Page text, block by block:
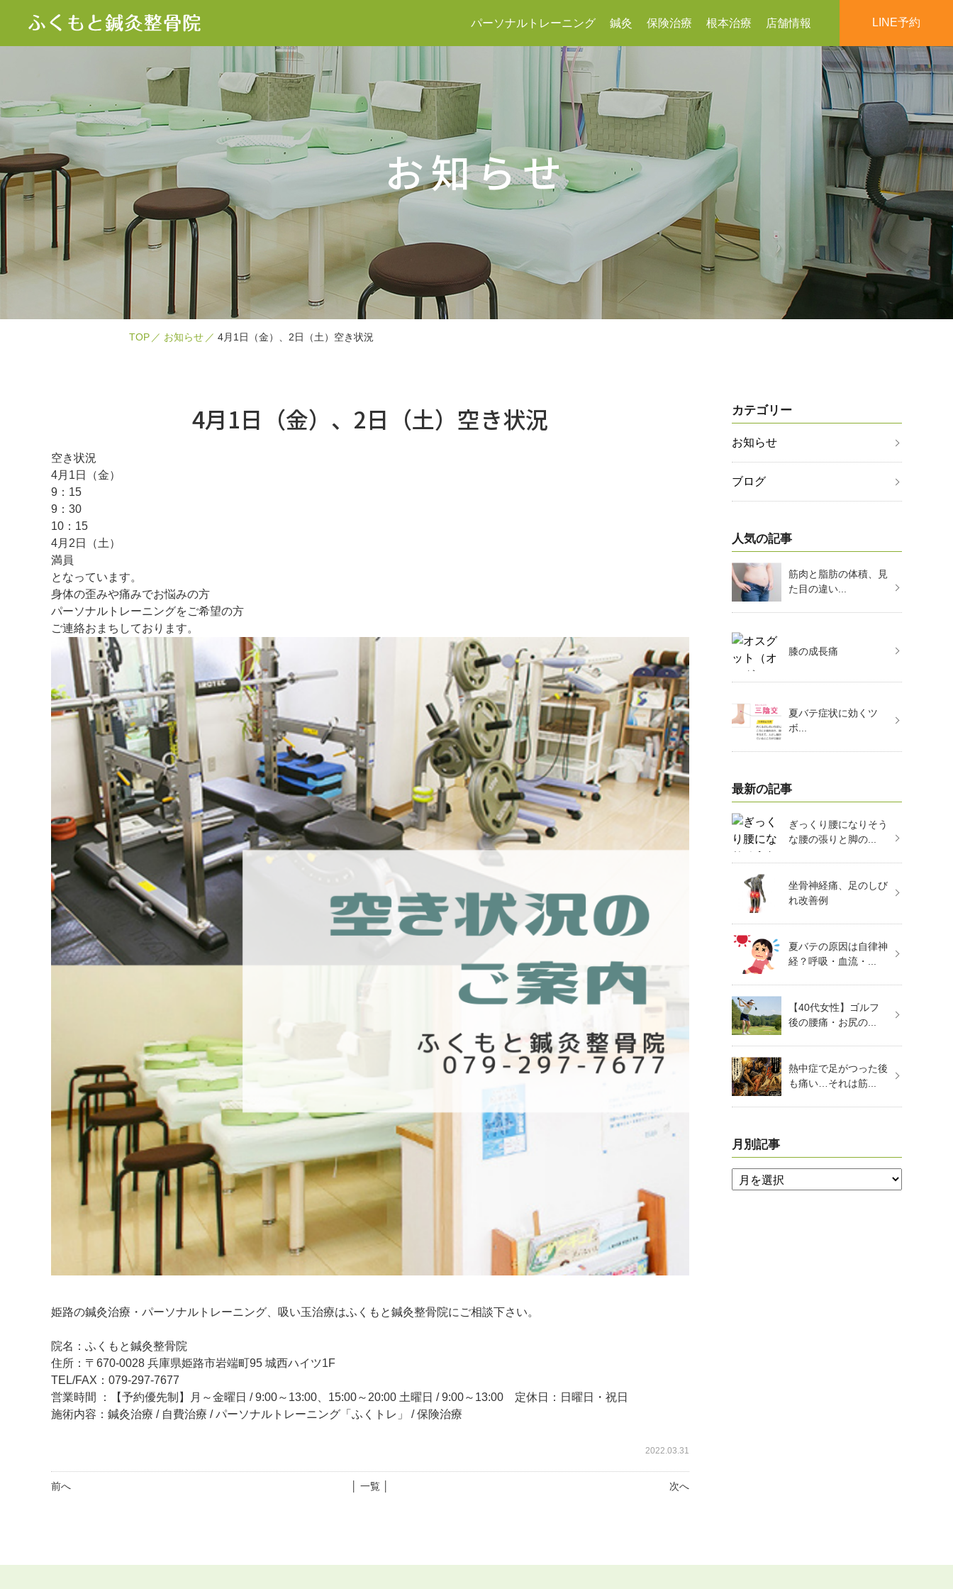
パーソナルトレーニング 鍼灸 保険治療 根本治療 店舗情報 LINE予約
お知らせ
TOP お知らせ 4月1日（金）、2日（土）空き状況
4月1日（金）、2日（土）空き状況
空き状況
4月1日（金）
9：15
9：30
10：15
4月2日（土）
満員
となっています。
身体の歪みや痛みでお悩みの方
パーソナルトレーニングをご希望の方
ご連絡おまちしております。
姫路の鍼灸治療・パーソナルトレーニング、吸い玉治療はふくもと鍼灸整骨院にご相談下さい。
院名：ふくもと鍼灸整骨院
住所：〒670-0028 兵庫県姫路市岩端町95 城西ハイツ1F
TEL/FAX：079-297-7677
営業時間 ：【予約優先制】月～金曜日 / 9:00～13:00、15:00～20:00 土曜日 / 9:00～13:00 定休日：日曜日・祝日
施術内容：鍼灸治療 / 自費治療 / パーソナルトレーニング「ふくトレ」 / 保険治療
2022.03.31
前へ 次へ
│ 一覧 │
カテゴリー
お知らせ
ブログ
人気の記事
筋肉と脂肪の体積、見
た目の違い...
膝の成長痛
夏バテ症状に効くツ
ボ...
最新の記事
ぎっくり腰になりそう
な腰の張りと脚の...
坐骨神経痛、足のしび
れ改善例
夏バテの原因は自律神
経？呼吸・血流・...
【40代女性】ゴルフ
後の腰痛・お尻の...
熱中症で足がつった後
も痛い…それは筋...
月別記事